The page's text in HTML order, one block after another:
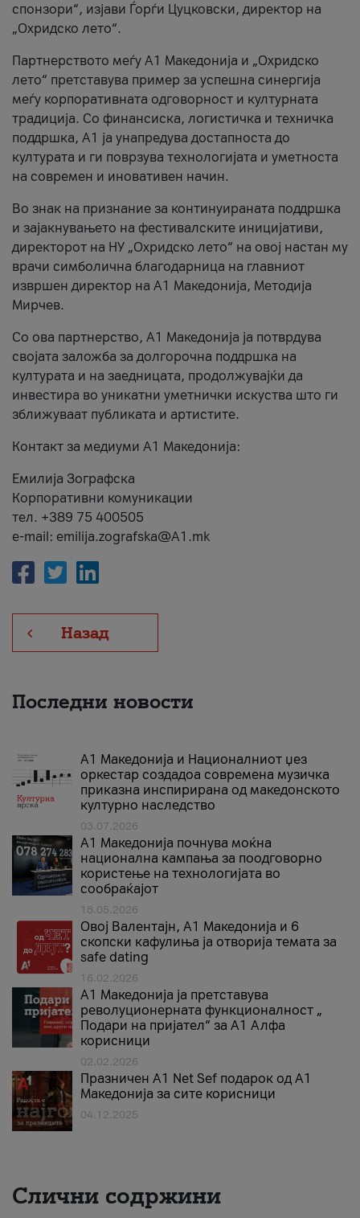
спонзори“, изјави Ѓорѓи Цуцковски, директор на
„Охридско лето“.
Партнерството меѓу A1 Македонија и „Охридско
лето“ претставува пример за успешна синергија
меѓу корпоративната одговорност и културната
традиција. Со финансиска, логистичка и техничка
поддршка, A1 ја унапредува достапноста до
културата и ги поврзува технологијата и уметноста
на современ и иновативен начин.
Во знак на признание за континуираната поддршка
и зајакнувањето на фестивалските иницијативи,
директорот на НУ „Охридско лето“ на овој настан му
врачи симболична благодарница на главниот
извршен директор на A1 Македонија, Методија
Мирчев.
Со ова партнерство, A1 Македонија ја потврдува
својата заложба за долгорочна поддршка на
културата и на заедницата, продолжувајќи да
инвестира во уникатни уметнички искуства што ги
зближуваат публиката и артистите.
Контакт за медиуми А1 Македонија:
Емилија Зографска
Корпоративни комуникации
тел. +389 75 400505
e-mail: emilija.zografska@A1.mk
Назад
Последни новости
А1 Македонија и Националниот џез
оркестар создадоа современа музичка
приказна инспирирана од македонското
културно наследство
03.07.2026
A1 Македонија почнува моќна
национална кампања за поодговорно
користење на технологијата во
сообраќајот
18.05.2026
Овој Валентајн, A1 Македонија и 6
скопски кафулиња ја отворија темата за
safe dating
16.02.2026
А1 Македонија ја претставува
револуционерната функционалност „
Подари на пријател“ за А1 Алфа
корисници
02.02.2026
Празничен A1 Net Sеf подарок од А1
Македонија за сите корисници
04.12.2025
Слични содржини